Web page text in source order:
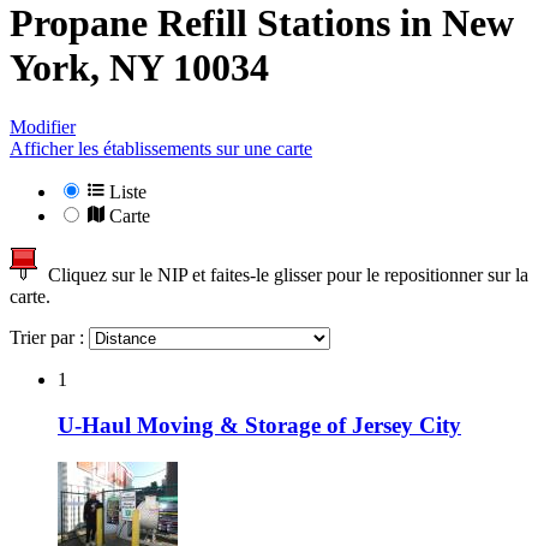
Propane Refill Stations in New
York, NY 10034
Modifier
Afficher les établissements sur une carte
Liste
Carte
Cliquez sur le NIP et faites-le glisser pour le repositionner sur la
carte.
Trier par :
1
U-Haul Moving & Storage of Jersey City